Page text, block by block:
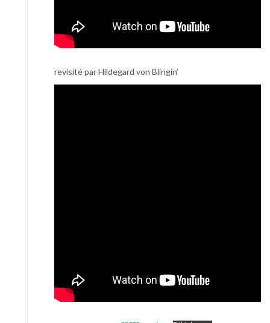
revisité par Hildegard von Blingin’